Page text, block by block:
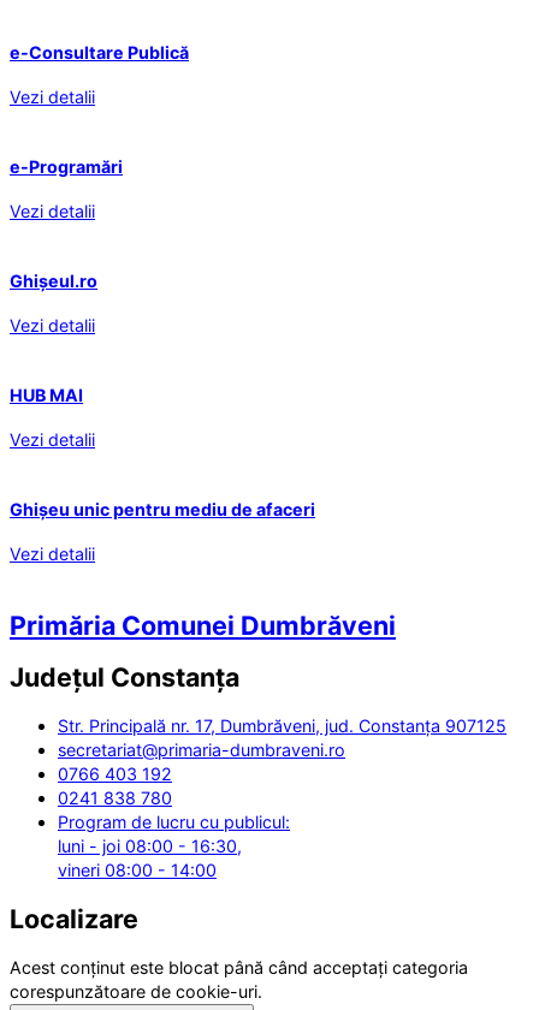
e-Consultare Publică
Vezi detalii
e-Programări
Vezi detalii
Ghișeul.ro
Vezi detalii
HUB MAI
Vezi detalii
Ghișeu unic pentru mediu de afaceri
Vezi detalii
Primăria Comunei Dumbrăveni
Județul Constanța
Str. Principală nr. 17, Dumbrăveni, jud. Constanța 907125
secretariat@primaria-dumbraveni.ro
0766 403 192
0241 838 780
Program de lucru cu publicul:
luni - joi 08:00 - 16:30,
vineri 08:00 - 14:00
Localizare
Acest conținut este blocat până când acceptați categoria
corespunzătoare de cookie-uri.